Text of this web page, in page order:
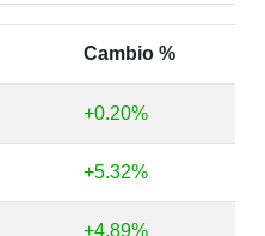
Cambio %
+0.20%
+5.32%
+4.89%